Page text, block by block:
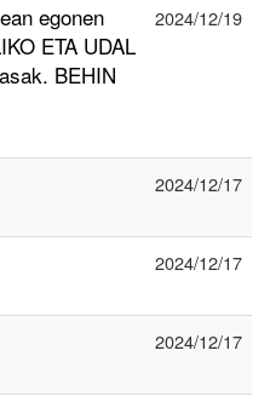
egonen
ETA UDAL
BEHIN
2024/12/19
2024/12/17
2024/12/17
2024/12/17